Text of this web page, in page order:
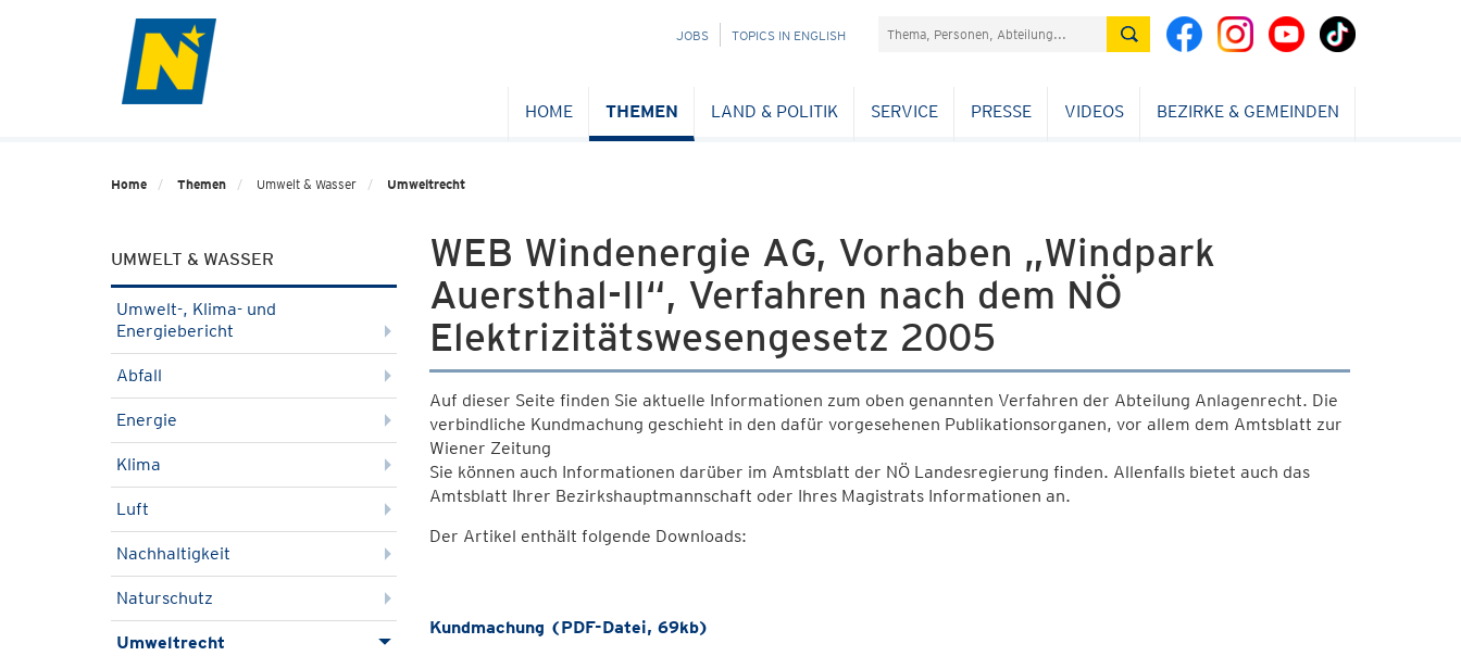
NAVIGATION
JOBS TOPICS IN ENGLISH Suchefeld
HOME THEMEN LAND & POLITIK SERVICE PRESSE VIDEOS BEZIRKE & GEMEINDEN
Home Themen Umwelt & Wasser Umweltrecht
UMWELT & WASSER
Umwelt-, Klima- und
Energiebericht
Abfall
Energie
Klima
Luft
Nachhaltigkeit
Naturschutz
Umweltrecht
WEB Windenergie AG, Vorhaben „Windpark
Auersthal-II“, Verfahren nach dem NÖ
Elektrizitätswesengesetz 2005
Auf dieser Seite finden Sie aktuelle Informationen zum oben genannten Verfahren der Abteilung Anlagenrecht. Die
verbindliche Kundmachung geschieht in den dafür vorgesehenen Publikationsorganen, vor allem dem Amtsblatt zur
Wiener Zeitung
Sie können auch Informationen darüber im Amtsblatt der NÖ Landesregierung finden. Allenfalls bietet auch das
Amtsblatt Ihrer Bezirkshauptmannschaft oder Ihres Magistrats Informationen an.
Der Artikel enthält folgende Downloads:
Kundmachung (PDF-Datei, 69kb)